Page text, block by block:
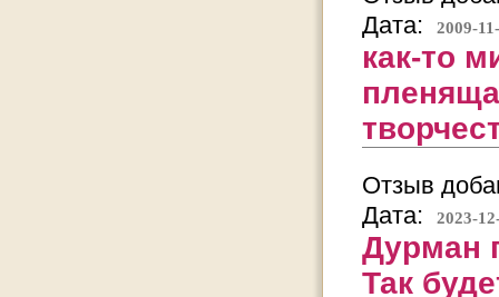
Дата:
2009-
как-то
Отзыв
Дата:
2023-
Дурман
Так